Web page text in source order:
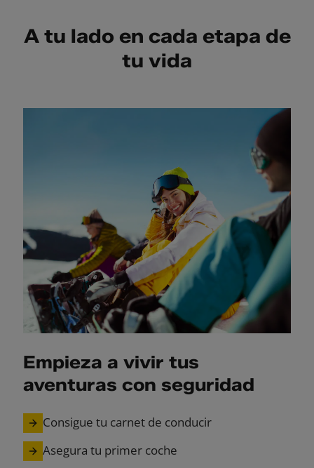
A tu lado en cada etapa de
tu vida
Empieza a vivir tus
aventuras con seguridad
Consigue tu carnet de conducir
Asegura tu primer coche